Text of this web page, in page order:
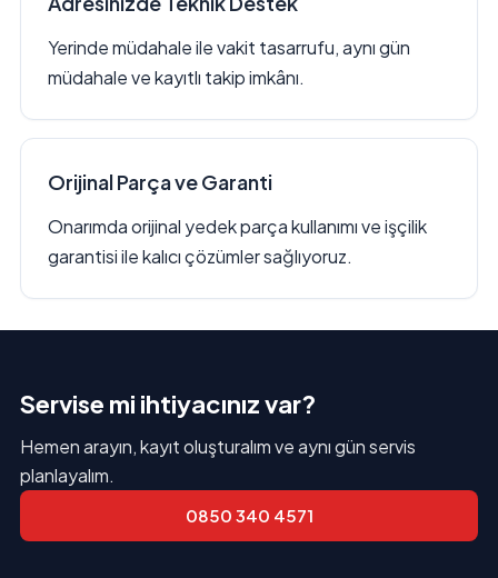
Yerinde müdahale ile vakit tasarrufu, aynı gün
müdahale ve kayıtlı takip imkânı.
Orijinal Parça ve Garanti
Onarımda orijinal yedek parça kullanımı ve işçilik
garantisi ile kalıcı çözümler sağlıyoruz.
Servise mi ihtiyacınız var?
Hemen arayın, kayıt oluşturalım ve aynı gün servis
planlayalım.
0850 340 4571